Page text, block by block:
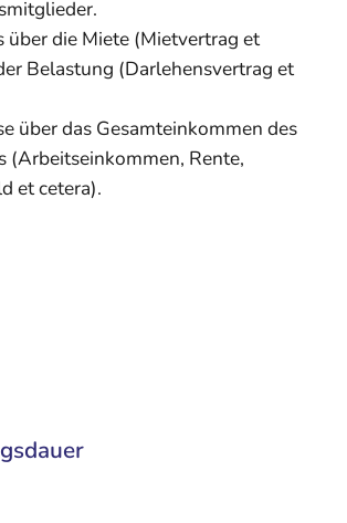
über die Miete (Mietvertrag et
Belastung (Darlehensvertrag et
über das Gesamteinkommen des
(Arbeitseinkommen, Rente,
et cetera).